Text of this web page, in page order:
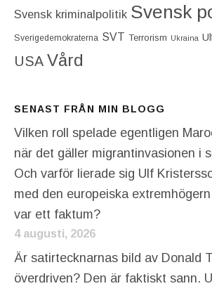
Svensk kriminalpolitik Svensk
Sverigedemokraterna SVT Terrorism Ukraina
USA Vård
SENAST FRÅN MIN BLOGG
Vilken roll spelade egentligen
när det gäller migrantinvasionen i
Och varför lierade sig Ulf
med den europeiska
var ett faktum?
4 augusti, 2026
Är satirtecknarnas bild av Donald
överdriven? Den är faktiskt sann.